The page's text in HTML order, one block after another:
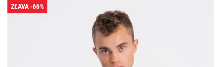
ZĽAVA -66%